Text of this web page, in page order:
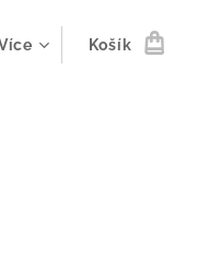
Košík